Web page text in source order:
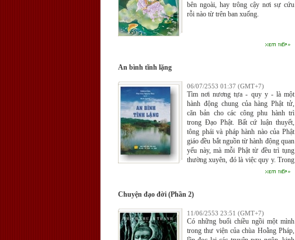
bên ngoài, hay trông cậy nơi sự cứu
rỗi nào từ trên ban xuống.
An bình tĩnh lặng
06/07/2553 01:37 (GMT+7)
Tìm nơi nương tựa - quy y - là một
hành động chung của hàng Phật tử,
căn bản cho các công phu hành trì
trong Đạo Phật. Bất cứ luận thuyết,
tông phái và pháp hành nào của Phật
giáo đều bắt nguồn từ hành động quan
yếu này, mà mỗi Phật từ đều trì tụng
thường xuyên, đó là việc quy y. Trong
tiếng Pāli, hành động đó gọi là
Chuyện đạo đời (Phần 2)
11/06/2553 23:51 (GMT+7)
Có những buổi chiều ngồi một mình
trong thư viện của chùa Hoằng Pháp,